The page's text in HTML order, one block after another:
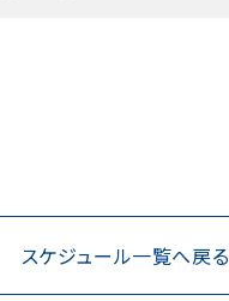
スケジュール一覧へ戻る